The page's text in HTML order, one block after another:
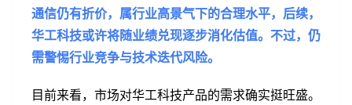
通信仍有折价，属行业高景气下的合理水平，后续，
华工科技或许将随业绩兑现逐步消化估值。不过，仍
需警惕行业竞争与技术迭代风险。
目前来看，市场对华工科技产品的需求确实挺旺盛。